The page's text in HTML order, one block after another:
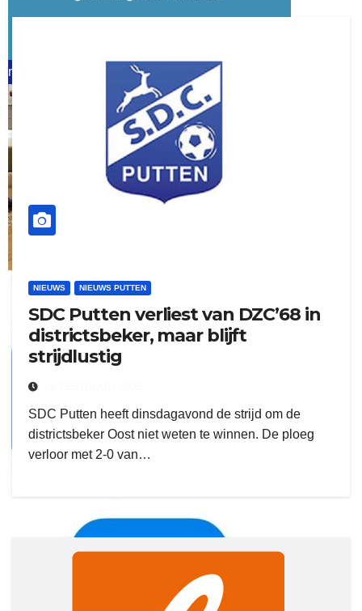
word vrijwilliger (1)
zielman
delangekortland
refreshed webdesign putten
ruitengaparket
NIEUWS NIEUWS PUTTEN
SDC Putten verliest van DZC’68 in
districtsbeker, maar blijft
strijdlustig
SDC Putten heeft dinsdagavond de strijd om de
districtsbeker Oost niet weten te winnen. De ploeg
verloor met 2-0 van…